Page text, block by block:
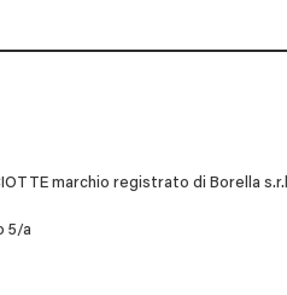
marchio registrato di Borella s.r.l
5/a